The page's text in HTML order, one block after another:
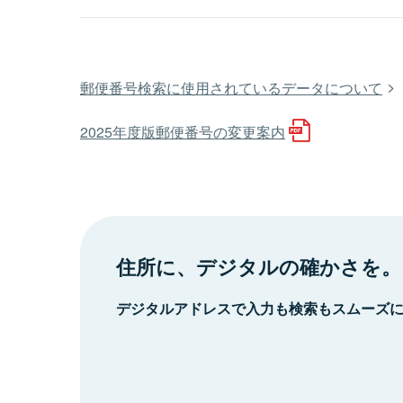
郵便番号検索に使用されているデータについて
2025年度版郵便番号の変更案内
住所に、デジタルの確かさを。
デジタルアドレスで入力も検索もスムーズ